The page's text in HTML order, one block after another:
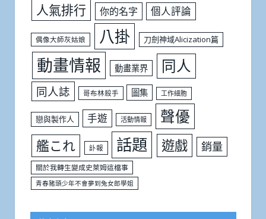
人氣排行 你的名字 個人評論
偶像大師灰姑娘 八掛 刀劍神域Alicization篇
動畫情報 動畫業界 同人
同人誌 哥布林殺手 圖集 工作細胞
戀與製作人 手遊 活動情報 聲優
艦これ 訃報 話題 遊戲 銷量
關於我轉生變成史萊姆這檔事
青春豬頭少年不會夢到兔女郎學姐